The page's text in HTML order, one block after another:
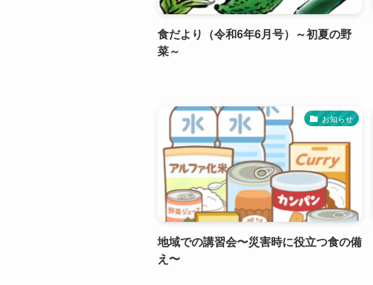
食だより（令和6年6月号）～初夏の野
菜～
お知らせ
地域での講習会〜災害時に役立つ食の備
え〜